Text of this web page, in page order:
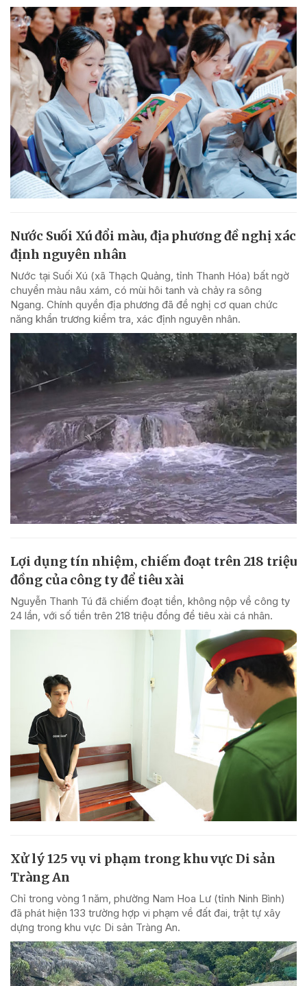
Nước Suối Xú đổi màu, địa phương đề nghị xác
định nguyên nhân
Nước tại Suối Xú (xã Thạch Quảng, tỉnh Thanh Hóa) bất ngờ
chuyển màu nâu xám, có mùi hôi tanh và chảy ra sông
Ngang. Chính quyền địa phương đã đề nghị cơ quan chức
năng khẩn trương kiểm tra, xác định nguyên nhân.
Lợi dụng tín nhiệm, chiếm đoạt trên 218 triệu
đồng của công ty để tiêu xài
Nguyễn Thanh Tú đã chiếm đoạt tiền, không nộp về công ty
24 lần, với số tiền trên 218 triệu đồng để tiêu xài cá nhân.
Xử lý 125 vụ vi phạm trong khu vực Di sản
Tràng An
Chỉ trong vòng 1 năm, phường Nam Hoa Lư (tỉnh Ninh Bình)
đã phát hiện 133 trường hợp vi phạm về đất đai, trật tự xây
dựng trong khu vực Di sản Tràng An.